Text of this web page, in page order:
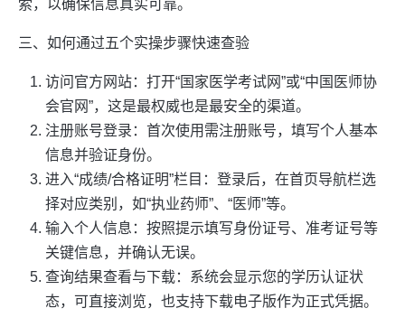
索，以确保信息真实可靠。
三、如何通过五个实操步骤快速查验
访问官方网站：打开“国家医学考试网”或“中国医师协
会官网”，这是最权威也是最安全的渠道。
注册账号登录：首次使用需注册账号，填写个人基本
信息并验证身份。
进入“成绩/合格证明”栏目：登录后，在首页导航栏选
择对应类别，如“执业药师”、“医师”等。
输入个人信息：按照提示填写身份证号、准考证号等
关键信息，并确认无误。
查询结果查看与下载：系统会显示您的学历认证状
态，可直接浏览，也支持下载电子版作为正式凭据。